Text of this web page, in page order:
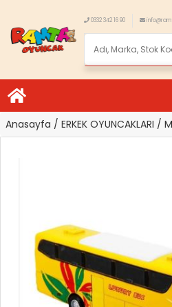
0332 342 16 90
Anasayfa / ERKEK OYUNCAKLARI /